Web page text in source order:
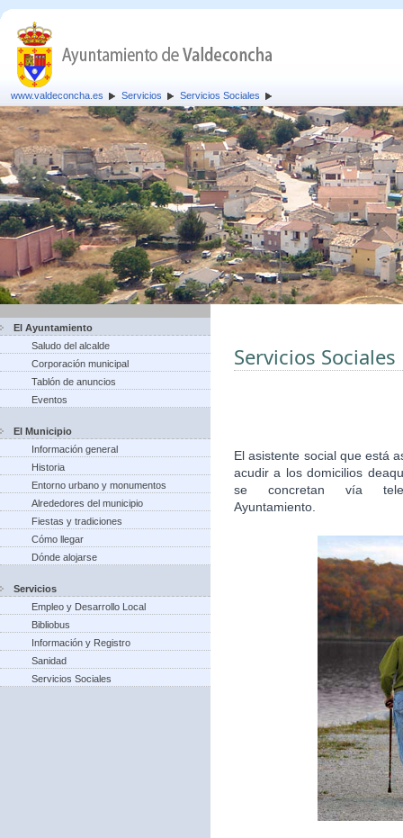
www.valdeconcha.es Servicios Servicios Sociales
El Ayuntamiento
Saludo del alcalde
Corporación municipal
Tablón de anuncios
Eventos
El Municipio
Información general
Historia
Entorno urbano y monumentos
Alrededores del municipio
Fiestas y tradiciones
Cómo llegar
Dónde alojarse
Servicios
Empleo y Desarrollo Local
Bibliobus
Información y Registro
Sanidad
Servicios Sociales
Servicios Sociales
El asistente social que está
acudir a los domicilios
se concretan vía
Ayuntamiento.